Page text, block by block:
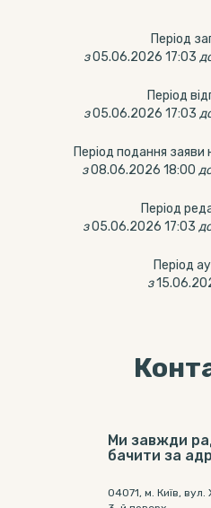
Період
з05.06.2026 17:03
Період
з05.06.2026 17:03
Період подання заяви
з08.06.2026 18:00
Період
з 05.06.2026 17:03
Період
з
Ми завжди
бачити за
04071, м. Київ, вул.